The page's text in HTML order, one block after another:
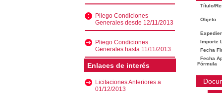
Pliego Condiciones
Generales desde 12/11/2013
Pliego Condiciones
Generales hasta 11/11/2013
Enlaces de interés
Licitaciones Anteriores a
01/12/2013
Título/
Objeto
Importe
Fecha
Fecha
Fórmula